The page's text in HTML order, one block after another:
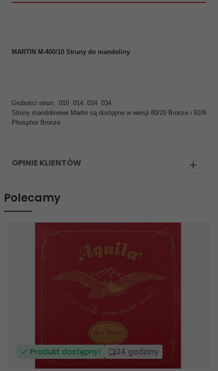
MARTIN M-400/10 Struny do mandoliny
Grubości strun: .010 .014 .024 .034
Struny mandolinowe Martin są dostępne w wersji 80/20 Bronze i 92/8
Phosphor Bronze
OPINIE KLIENTÓW
Polecamy
Produkt dostępny! 24 godziny